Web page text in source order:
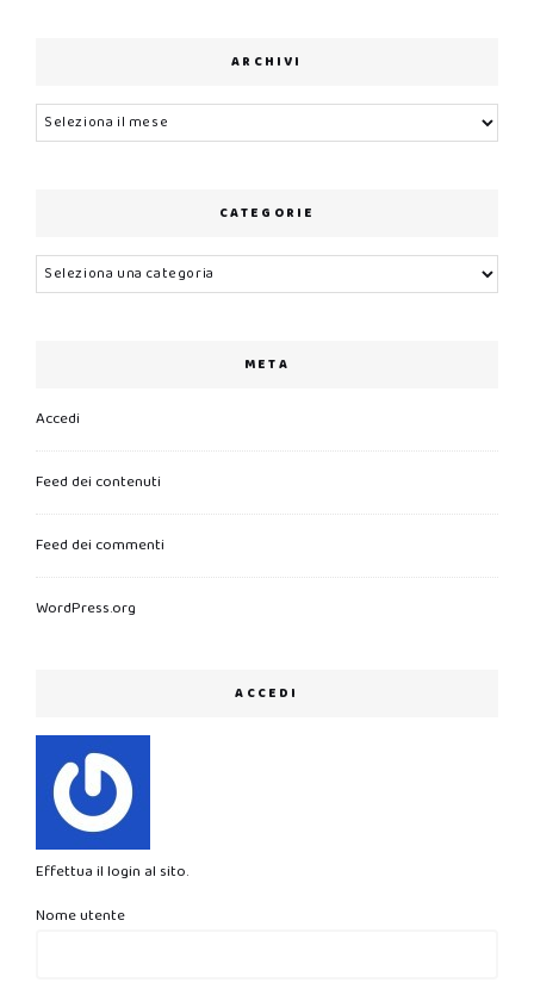
ARCHIVI
Archivi
CATEGORIE
Categorie
META
Accedi
Feed dei contenuti
Feed dei commenti
WordPress.org
ACCEDI
Effettua il login al sito.
Nome utente